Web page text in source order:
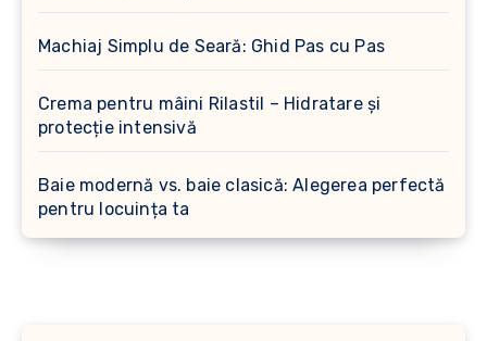
Machiaj Simplu de Seară: Ghid Pas cu Pas
Crema pentru mâini Rilastil – Hidratare și
protecție intensivă
Baie modernă vs. baie clasică: Alegerea perfectă
pentru locuința ta